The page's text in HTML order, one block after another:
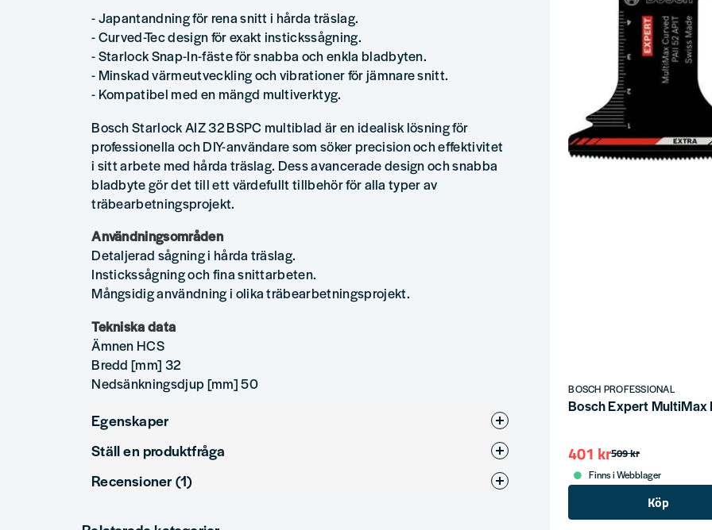
- Japantandning för rena snitt i hårda träslag.
- Curved-Tec design för exakt instickssågning.
- Starlock Snap-In-fäste för snabba och enkla bladbyten.
- Minskad värmeutveckling och vibrationer för jämnare snitt.
- Kompatibel med en mängd multiverktyg.
Bosch Starlock AIZ 32 BSPC multiblad är en idealisk lösning för
professionella och DIY-användare som söker precision och effektivitet
i sitt arbete med hårda träslag. Dess avancerade design och snabba
bladbyte gör det till ett värdefullt tillbehör för alla typer av
träbearbetningsprojekt.
Användningsområden
Detaljerad sågning i hårda träslag.
Instickssågning och fina snittarbeten.
Mångsidig användning i olika träbearbetningsprojekt.
Tekniska data
Ämnen HCS
Bredd [mm] 32
Nedsänkningsdjup [mm] 50
Egenskaper
Produkttyp
För material
Ställ en produktfråga
question
Fråga oss något om denna produkten...
Recensioner (1)
Daniel
BOSCH PROFESSIONAL
Bosch Expert MultiMax
509 kr
401 kr
Finns i Webblager
Köp